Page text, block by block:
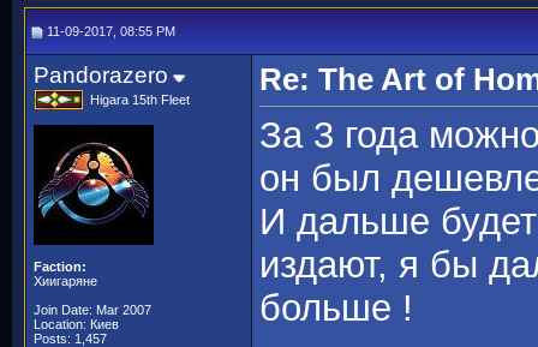
11-09-2017, 08:55 PM
Pandorazero
Higara 15th Fleet
Faction:
Хиигаряне
Join Date: Mar 2007
Location: Киев
Posts: 1,457
Re: The Art of
За 3 года
он был
И дальше
издают, я бы
больше !